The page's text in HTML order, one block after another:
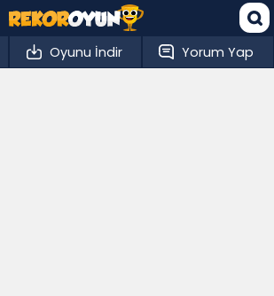
Oyunu İndir Yorum Yap